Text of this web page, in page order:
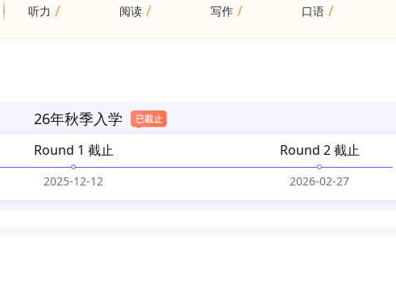
听力 / 阅读 / 写作 / 口语 /
26年秋季入学
Round 1 截止
2025-12-12
Round 2 截止
2026-02-27